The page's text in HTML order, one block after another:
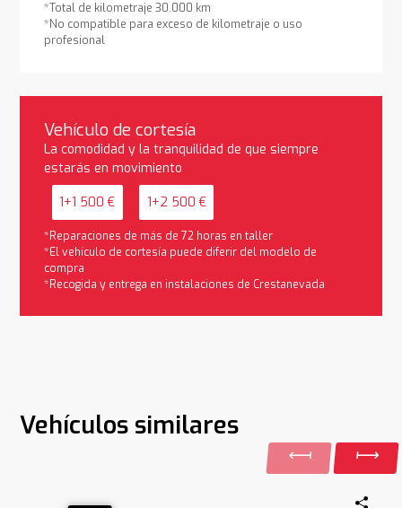
*Total de kilometraje 30.000 km
*No compatible para exceso de kilometraje o uso
profesional
Vehículo de cortesía
La comodidad y la tranquilidad de que siempre
estarás en movimiento
1+1 500 € 1+2 500 €
*Reparaciones de más de 72 horas en taller
*El vehículo de cortesía puede diferir del modelo de
compra
*Recogida y entrega en instalaciones de Crestanevada
Vehículos similares